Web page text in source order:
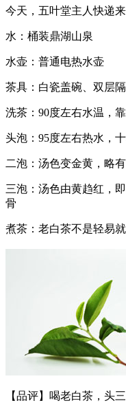
今天，五叶堂主人快递
水：桶装鼎湖山泉
水壶：普通电热水壶
茶具：白瓷盖碗、双层
洗茶：90度左右水温，
头泡：95度左右热水，
二泡：汤色变金黄，略
三泡：汤色由黄趋红，
骨
煮茶：老白茶不是轻易
【品评】喝老白茶，头